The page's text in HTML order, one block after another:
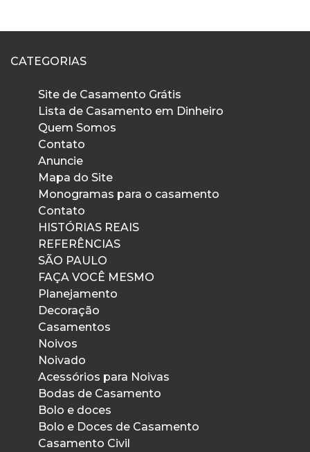
CATEGORIAS
Site de Casamento Grátis
Lista de Casamento em Dinheiro
Quem Somos
Contato
Anuncie
Mapa do Site
Monogramas para o casamento
Contato
HISTÓRIAS REAIS
REFERÊNCIAS
SÃO PAULO
FAÇA VOCÊ MESMO
Planejamento
Decoração
Casamentos
Noivos
Noivado
Acessórios para Noivas
Bodas de Casamento
Bolo e doces
Bolo e Doces de Casamento
Casamento Civil